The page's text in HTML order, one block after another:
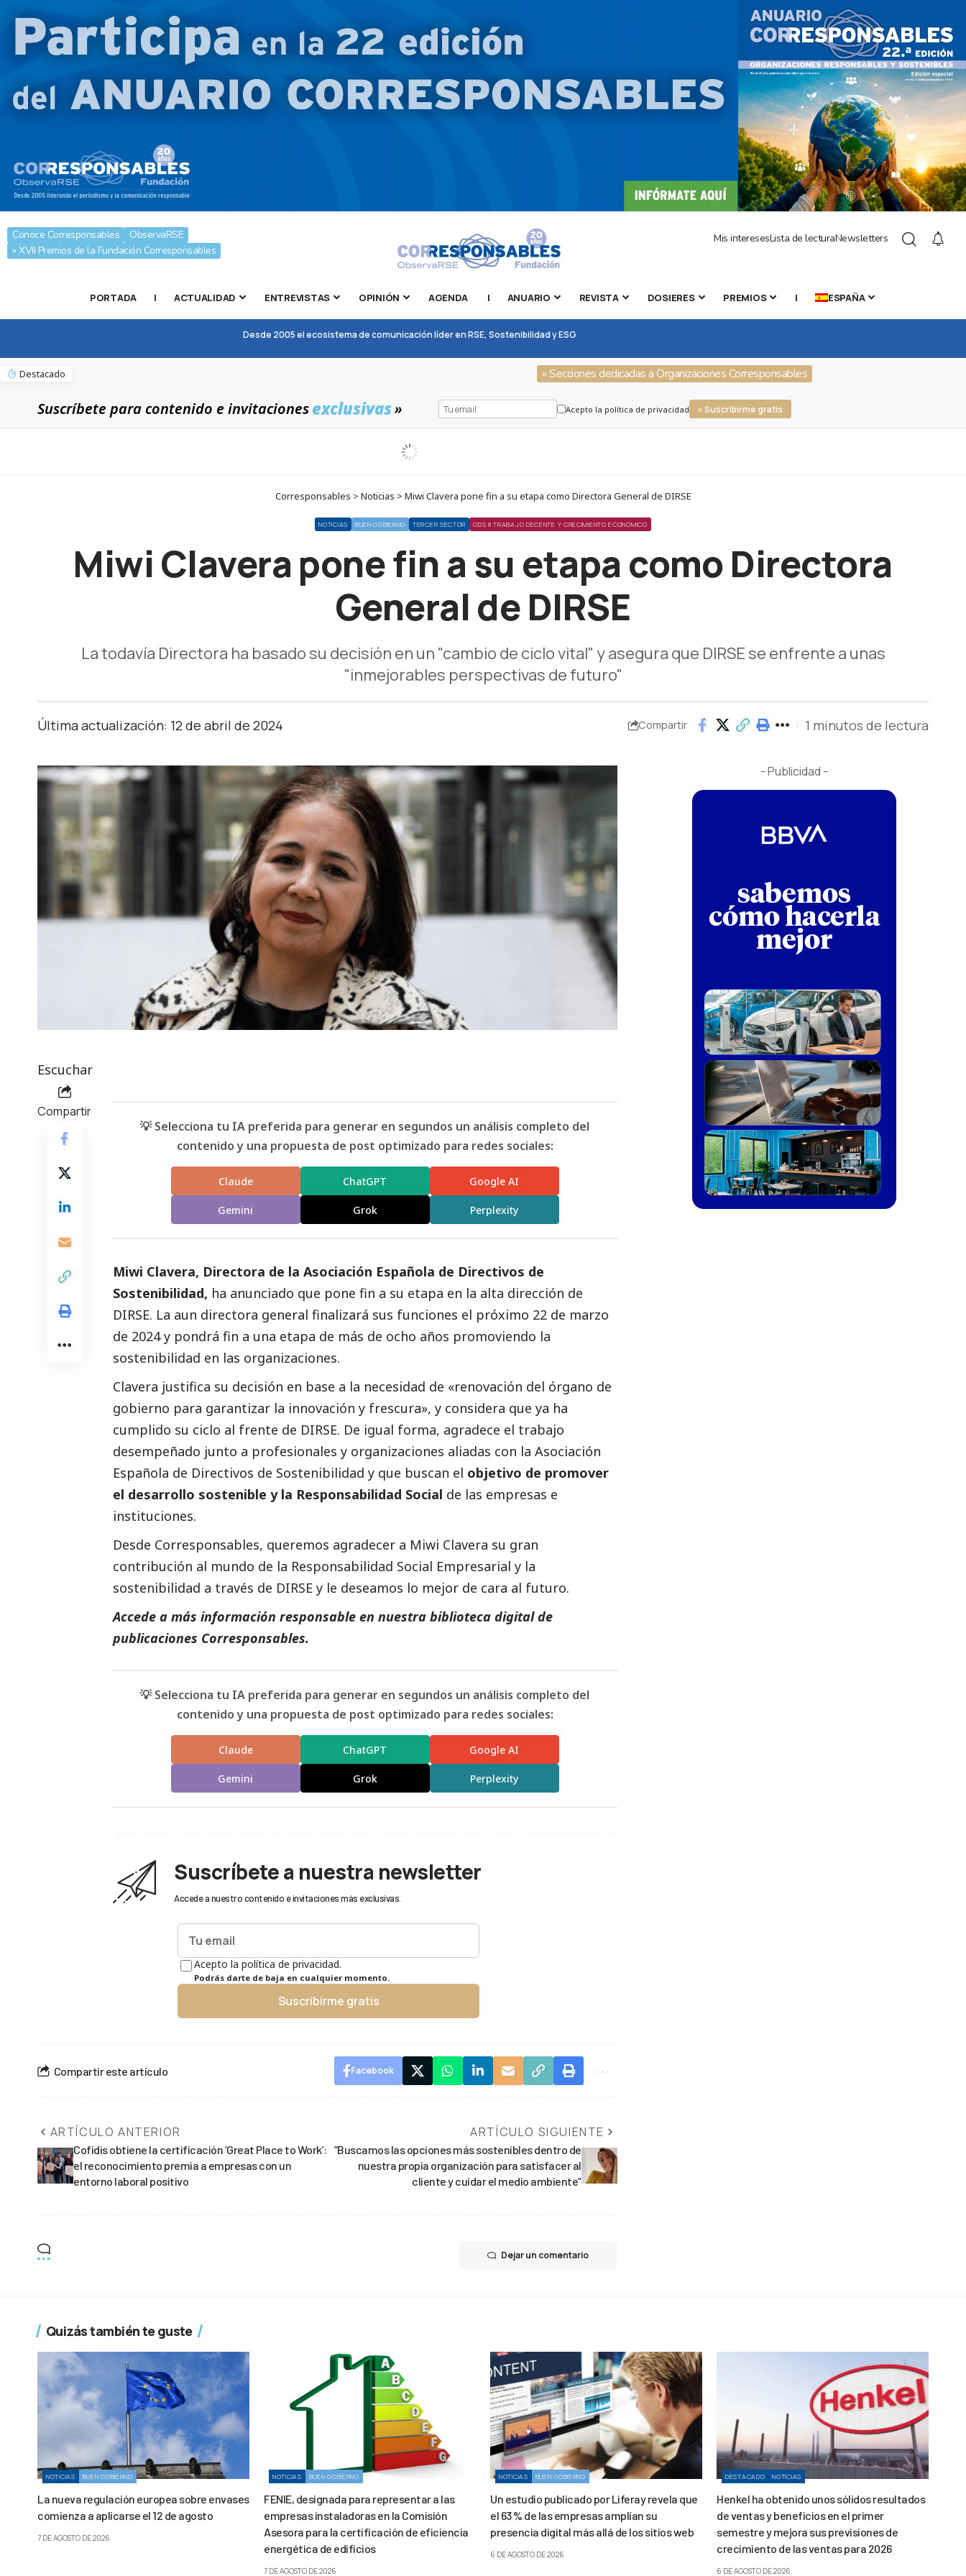
Conoce Corresponsables
ObservaRSE
» XVII Premios de la Fundación Corresponsables
Mis interesesLista de lecturaNewsletters
PORTADA | ACTUALIDAD ENTREVISTAS OPINIÓN AGENDA | ANUARIO REVISTA DOSIERES PREMIOS | ESPAÑA
Desde 2005 el ecosistema de comunicación líder en RSE, Sostenibilidad y ESG
Destacado » Secciones dedicadas a Organizaciones Corresponsables
Suscríbete para contenido e invitacionesexclusivas» Acepto la política de privacidad » Suscribirme gratis
Corresponsables > Noticias > Miwi Clavera pone fin a su etapa como Directora General de DIRSE
NOTICIAS BUEN GOBIERNO TERCER SECTOR ODS 8 TRABAJO DECENTE Y CRECIMIENTO ECONÓMICO
Miwi Clavera pone fin a su etapa como Directora
General de DIRSE
La todavía Directora ha basado su decisión en un "cambio de ciclo vital" y asegura que DIRSE se enfrente a unas
"inmejorables perspectivas de futuro"
Última actualización: 12 de abril de 2024 Compartir 1 minutos de lectura
Escuchar
Compartir
💡 Selecciona tu IA preferida para generar en segundos un análisis completo del
contenido y una propuesta de post optimizado para redes sociales:
Claude ChatGPT Google AI
Gemini Grok Perplexity
Miwi Clavera, Directora de la Asociación Española de Directivos de
Sostenibilidad, ha anunciado que pone fin a su etapa en la alta dirección de
DIRSE. La aun directora general finalizará sus funciones el próximo 22 de marzo
de 2024 y pondrá fin a una etapa de más de ocho años promoviendo la
sostenibilidad en las organizaciones.
Clavera justifica su decisión en base a la necesidad de «renovación del órgano de
gobierno para garantizar la innovación y frescura», y considera que ya ha
cumplido su ciclo al frente de DIRSE. De igual forma, agradece el trabajo
desempeñado junto a profesionales y organizaciones aliadas con la Asociación
Española de Directivos de Sostenibilidad y que buscan el objetivo de promover
el desarrollo sostenible y la Responsabilidad Social de las empresas e
instituciones.
Desde Corresponsables, queremos agradecer a Miwi Clavera su gran
contribución al mundo de la Responsabilidad Social Empresarial y la
sostenibilidad a través de DIRSE y le deseamos lo mejor de cara al futuro.
Accede a más información responsable en nuestra biblioteca digital de
publicaciones Corresponsables.
💡 Selecciona tu IA preferida para generar en segundos un análisis completo del
contenido y una propuesta de post optimizado para redes sociales:
Claude ChatGPT Google AI
Gemini Grok Perplexity
Suscríbete a nuestra newsletter
Accede a nuestro contenido e invitaciones más exclusivas.
Acepto la política de privacidad.
Podrás darte de baja en cualquier momento.
Suscribirme gratis
Compartir este artículo Facebook
ARTÍCULO ANTERIOR
Cofidis obtiene la certificación ‘Great Place to Work’:
el reconocimiento premia a empresas con un
entorno laboral positivo
ARTÍCULO SIGUIENTE
“Buscamos las opciones más sostenibles dentro de
nuestra propia organización para satisfacer al
cliente y cuidar el medio ambiente”
Dejar un comentario
- Publicidad -
Quizás también te guste
NOTICIAS BUEN GOBIERNO
La nueva regulación europea sobre envases
comienza a aplicarse el 12 de agosto
7 DE AGOSTO DE 2026
NOTICIAS BUEN GOBIERNO
FENIE, designada para representar a las
empresas instaladoras en la Comisión
Asesora para la certificación de eficiencia
energética de edificios
7 DE AGOSTO DE 2026
NOTICIAS BUEN GOBIERNO
Un estudio publicado por Liferay revela que
el 63 % de las empresas amplían su
presencia digital más allá de los sitios web
6 DE AGOSTO DE 2026
DESTACADO NOTICIAS
Henkel ha obtenido unos sólidos resultados
de ventas y beneficios en el primer
semestre y mejora sus previsiones de
crecimiento de las ventas para 2026
6 DE AGOSTO DE 2026